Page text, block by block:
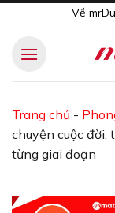
content
Về
Trang chủ -
chuyện cuộc đời,
từng giai đoạn